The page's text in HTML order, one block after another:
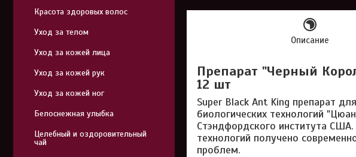
Описание
Препарат "Черный
12 шт
Super Black Ant King препарат
биологических технологий
Стэндфордского института
технологий получено
проблем.
Красота здоровых волос
Уход за телом
Уход за кожей лица
Уход за кожей рук
Уход за кожей ног
Белоснежная улыбка
Целебный и оздоровительный
чай